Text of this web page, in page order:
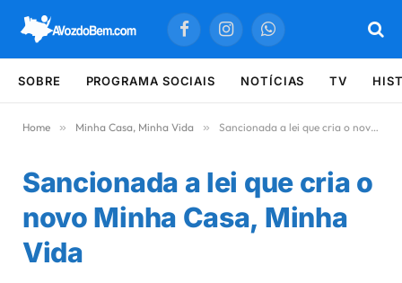
FacebookInstagramWhatsApp
SOBRE PROGRAMA SOCIAIS NOTÍCIAS TV
Home » Minha Casa, Minha Vida » Sancionada a lei que cria o novo Minha Casa, Minha Vida
Sancionada a lei que cria o
novo Minha Casa, Minha
Vida